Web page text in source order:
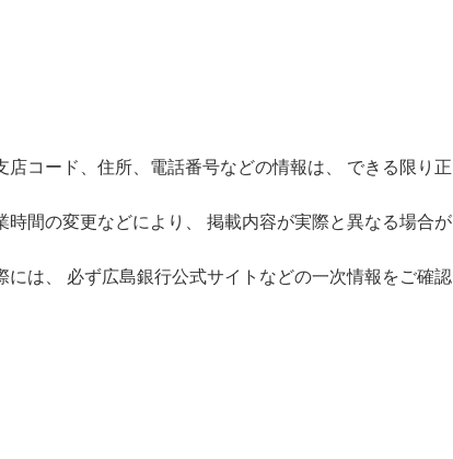
コード、住所、電話番号などの情報は、 できる限り正
間の変更などにより、 掲載内容が実際と異なる場合が
は、 必ず広島銀行公式サイトなどの一次情報をご確認